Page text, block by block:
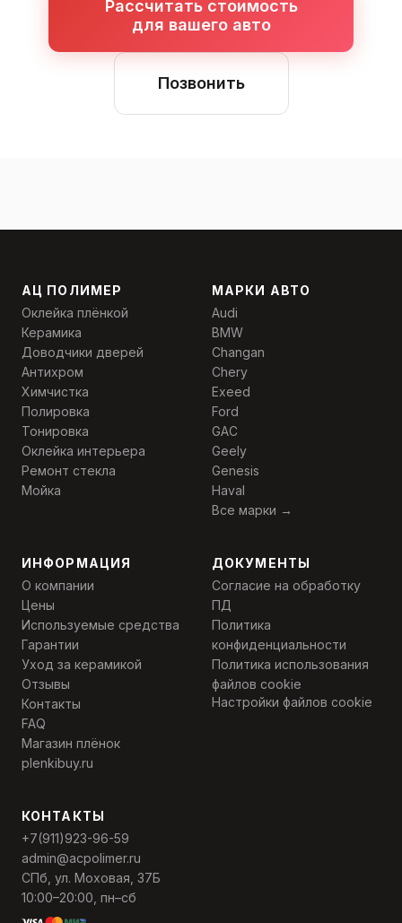
Рассчитать стоимость
для вашего авто
Позвонить
АЦ ПОЛИМЕР
Оклейка плёнкой
Керамика
Доводчики дверей
Антихром
Химчистка
Полировка
Тонировка
Оклейка интерьера
Ремонт стекла
Мойка
МАРКИ АВТО
Audi
BMW
Changan
Chery
Exeed
Ford
GAC
Geely
Genesis
Haval
Все марки →
ИНФОРМАЦИЯ
О компании
Цены
Используемые средства
Гарантии
Уход за керамикой
Отзывы
Контакты
FAQ
Магазин плёнок
plenkibuy.ru
ДОКУМЕНТЫ
Согласие на обработку
ПД
Политика
конфиденциальности
Политика использования
файлов cookie
Настройки файлов cookie
КОНТАКТЫ
+7(911)923-96-59
admin@acpolimer.ru
СПб, ул. Моховая, 37Б
10:00–20:00, пн–сб